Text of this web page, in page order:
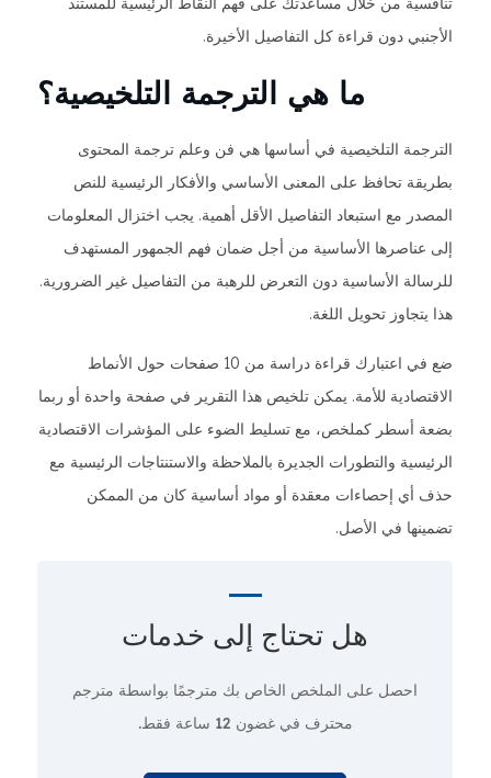
الأجنبي دون قراءة كل التفاصيل الأخيرة.
ما هي الترجمة التلخيصية؟
الترجمة التلخيصية في أساسها هي فن وعلم ترجمة المحتوى
بطريقة تحافظ على المعنى الأساسي والأفكار الرئيسية للنص
المصدر مع استبعاد التفاصيل الأقل أهمية. يجب اختزال المعلومات
إلى عناصرها الأساسية من أجل ضمان فهم الجمهور المستهدف
للرسالة الأساسية دون التعرض للرهبة من التفاصيل غير الضرورية.
هذا يتجاوز تحويل اللغة.
ضع في اعتبارك قراءة دراسة من 10 صفحات حول الأنماط
الاقتصادية للأمة. يمكن تلخيص هذا التقرير في صفحة واحدة أو ربما
بضعة أسطر كملخص، مع تسليط الضوء على المؤشرات الاقتصادية
الرئيسية والتطورات الجديرة بالملاحظة والاستنتاجات الرئيسية مع
حذف أي إحصاءات معقدة أو مواد أساسية كان من الممكن
تضمينها في الأصل.
هل تحتاج إلى خدمات
احصل على الملخص الخاص بك مترجمًا بواسطة مترجم
محترف في غضون 12 ساعة فقط.